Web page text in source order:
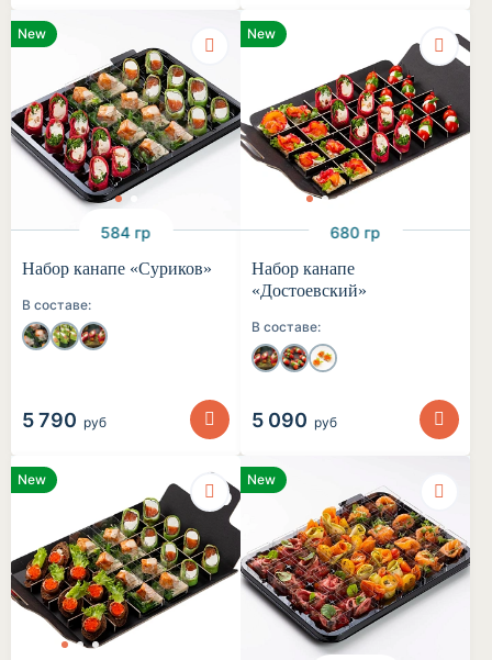
New
584 гр
Набор канапе «Суриков»
В составе:
5 790 руб
New
680 гр
Набор канапе
«Достоевский»
В составе:
5 090 руб
New New